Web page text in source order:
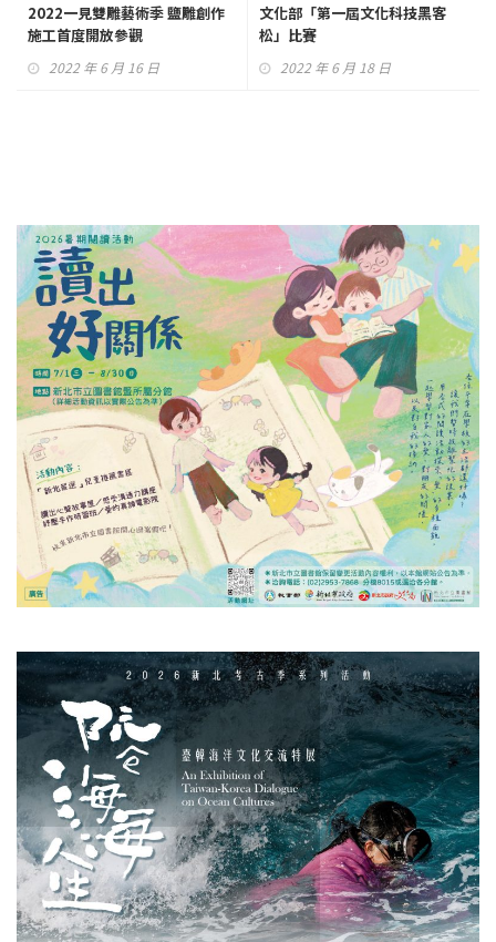
2022一見雙雕藝術季 鹽雕創作
施工首度開放參觀
2022 年 6 月 16 日
文化部「第一屆文化科技黑客
松」比賽
2022 年 6 月 18 日